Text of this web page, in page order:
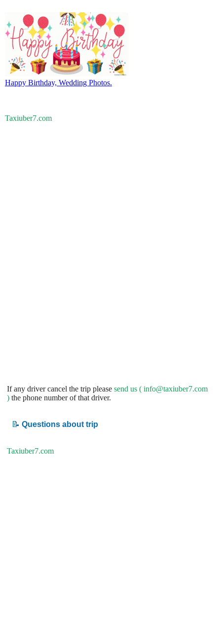
Happy Birthday, Wedding Photos.
Taxiuber7.com
If any driver cancel the trip please send us ( info@taxiuber7.com
) the phone number of that driver.
📝 Questions about trip
Taxiuber7.com